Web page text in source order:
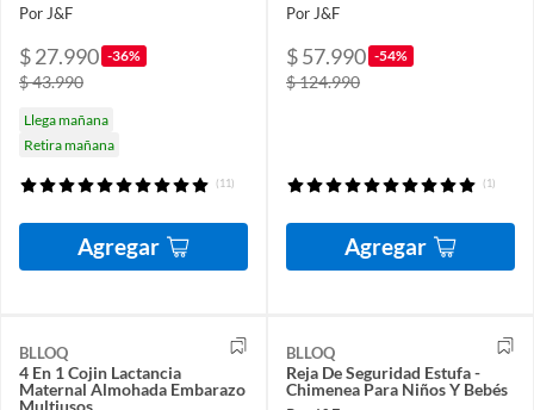
Por J&F
$ 27.990 -36%
$ 43.990
Llega mañana
Retira mañana
(11)
Agregar
Por J&F
$ 57.990 -54%
$ 124.990
(1)
Agregar
BLLOQ
4 En 1 Cojin Lactancia
Maternal Almohada Embarazo
Multiusos
BLLOQ
Reja De Seguridad Estufa -
Chimenea Para Niños Y Bebés